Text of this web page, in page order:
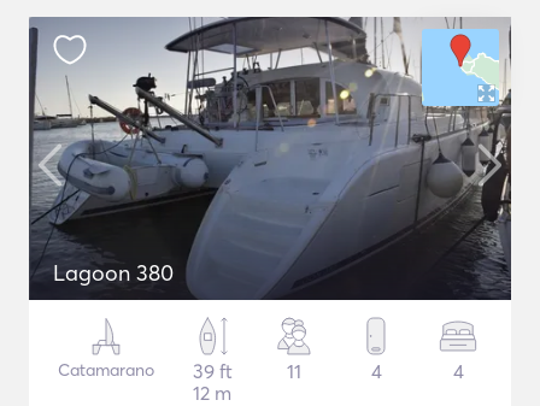
Lagoon 380
Catamarano
39 ft
12 m
11 4 4